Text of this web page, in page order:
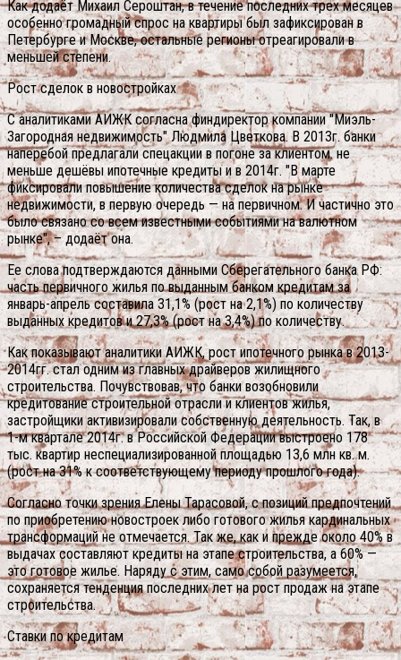
Как додаёт Михаил Сероштан, в течение последних трех месяцев
особенно громадный спрос на квартиры был зафиксирован в
Петербурге и Москве, остальные регионы отреагировали в
меньшей степени.
Рост сделок в новостройках
С аналитиками АИЖК согласна финдиректор компании "Миэль-
Загородная недвижимость" Людмила Цветкова. В 2013г. банки
наперебой предлагали спецакции в погоне за клиентом. не
меньше дешёвы ипотечные кредиты и в 2014г. "В марте
фиксировали повышение количества сделок на рынке
недвижимости, в первую очередь — на первичном. И частично это
было связано со всем известными событиями на валютном
рынке", – додаёт она.
Ее слова подтверждаются данными Сберегательного банка РФ:
часть первичного жилья по выданным банком кредитам за
январь-апрель составила 31,1% (рост на 2,1%) по количеству
выданных кредитов и 27,3% (рост на 3,4%) по количеству.
Как показывают аналитики АИЖК, рост ипотечного рынка в 2013-
2014гг. стал одним из главных драйверов жилищного
строительства. Почувствовав, что банки возобновили
кредитование строительной отрасли и клиентов жилья,
застройщики активизировали собственную деятельность. Так, в
1-м квартале 2014г. в Российской Федерации выстроено 178
тыс. квартир неспециализированной площадью 13,6 млн кв. м.
(рост на 31% к соответствующему периоду прошлого года).
Согласно точки зрения Елены Тарасовой, с позиций предпочтений
по приобретению новостроек либо готового жилья кардинальных
трансформаций не отмечается. Так же, как и прежде около 40% в
выдачах составляют кредиты на этапе строительства, а 60% —
это готовое жилье. Наряду с этим, само собой разумеется,
сохраняется тенденция последних лет на рост продаж на этапе
строительства.
Ставки по кредитам